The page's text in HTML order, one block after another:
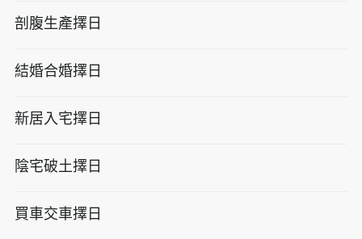
剖腹生產擇日
結婚合婚擇日
新居入宅擇日
陰宅破土擇日
買車交車擇日